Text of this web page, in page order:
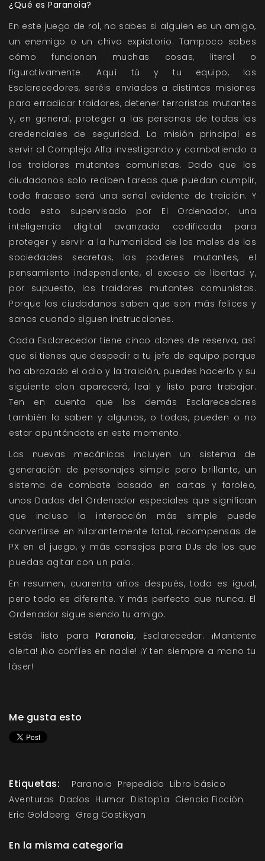
¿Qué es Paranoia?
En este juego de rol, no sabes si alguien es un amigo,
un enemigo o un chivo expiatorio. Tampoco sabes
cómo funcionan muchas cosas, literal o
figurativamente. Aquí tú y tu equipo, los
Esclarecedores, seréis enviados a distintas misiones
para erradicar traidores, detener terroristas mutantes
y, en general, proteger a las personas de todas las
credenciales de seguridad. La misión principal es
servir al Complejo Alfa investigando y combatiendo a
los traidores mutantes comunistas. Dado que los
ciudadanos solo reciben tareas que puedan cumplir,
todo fracaso será una señal evidente de traición. Y
todo esto supervisado por El Ordenador, una
inteligencia digital avanzada codificada para
proteger y servir a la humanidad de los males de las
sociedades secretas, los poderes mutantes, el
pensamiento independiente, el exceso de libertad y,
por supuesto, los traidores mutantes comunistas.
Porque los ciudadanos saben que son más felices y
sanos cuando siguen instrucciones.
Cada Esclarecedor tiene cinco clones de reserva, así
que si tienes que despedir a tu jefe de equipo porque
ha abrazado el odio y la traición, puedes hacerlo y su
siguiente clon aparecerá, leal y listo para trabajar.
Ten en cuenta que los demás Esclarecedores
también lo saben y algunos, o todos, pueden o no
estar apuntándote en este momento.
Las nuevas mecánicas incluyen un sistema de
generación de personajes simple pero brillante, un
sistema de combate basado en cartas y faroleo,
unos Dados del Ordenador especiales que significan
que incluso la interacción más simple puede
convertirse en hilarantemente fatal, recompensas de
PX en el juego, y más consejos para DJs de los que
puedas agitar con un palo.
En resumen, cuarenta años después, todo es igual,
pero todo es diferente. Y más perfecto que nunca. El
Ordenador sigue siendo tu amigo.
Estás listo para Paranoia, Esclarecedor. ¡Mantente
alerta! ¡No confíes en nadie! ¡Y ten siempre a mano tu
láser!
Me gusta esto
Etiquetas: Paranoia Prepedido Libro básico
Aventuras Dados Humor Distopía Ciencia Ficción
Eric Goldberg Greg Costikyan
En la misma categoría